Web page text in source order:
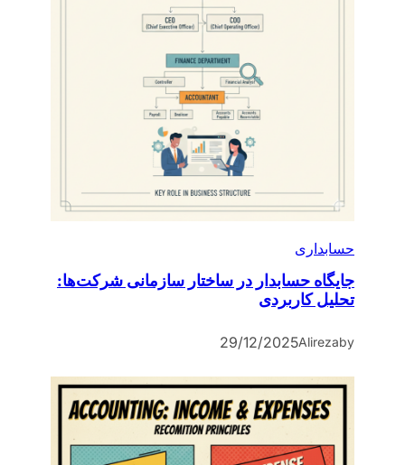
حسابداری
جایگاه حسابدار در ساختار سازمانی شرکت‌ها:
تحلیل کاربردی
by
Alireza
29/12/2025